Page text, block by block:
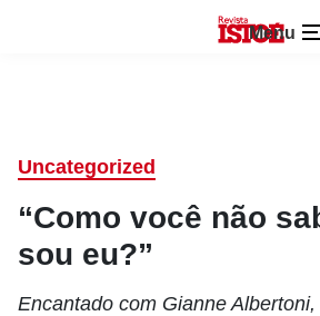
Menu
Uncategorized
“Como você não
sou eu?”
Encantado com Gianne